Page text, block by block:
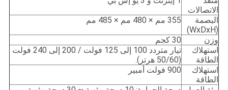
الاتصالات
البصمة
(WxDxH)
355 مم × 480 مم × 485 مم
وزن
30 كجم
استهلاك
الطاقة
تيار متردد 100 إلى 125 فولت / 200 إلى 240 فولت
(50/60 هرتز).
استهلاك
الطاقة
900 فولت أمبير